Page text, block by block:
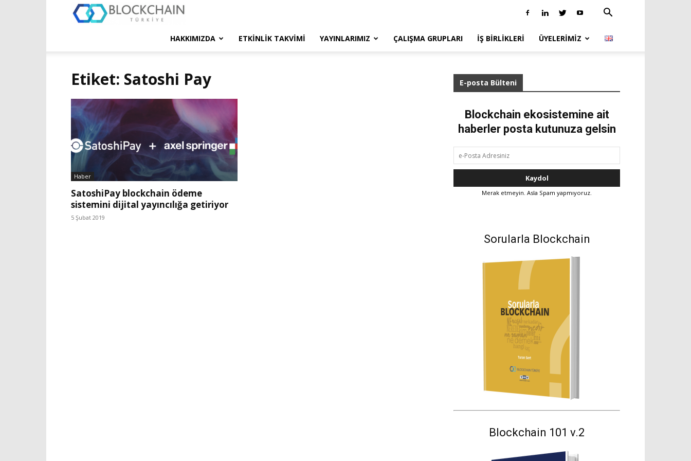
Türkiye
HAKKIMIZDA ETKINLIK TAKVIMI YAYINLARIMIZ ÇALIŞMA GRUPLARI İŞ BIRLIKLERI ÜYELERIMIZ
Etiket: Satoshi Pay
Haber
SatoshiPay blockchain ödeme
sistemini dijital yayıncılığa getiriyor
5 Şubat 2019
E-posta Bülteni
Blockchain ekosistemine ait
haberler posta kutunuza gelsin
Merak etmeyin. Asla Spam yapmıyoruz.
Sorularla Blockchain
Blockchain 101 v.2